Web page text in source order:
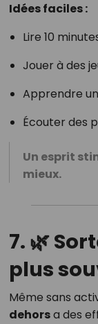
Idées faciles :
Lire 10
Jouer à des
Apprendre
Écouter des
Un esprit
mieux.
7. 🌿
plus
Même sans
dehorsa des